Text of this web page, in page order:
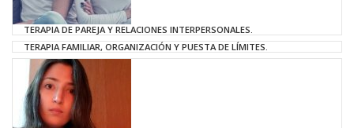
TERAPIA DE PAREJA Y RELACIONES INTERPERSONALES.
TERAPIA FAMILIAR, ORGANIZACIÓN Y PUESTA DE LÍMITES.